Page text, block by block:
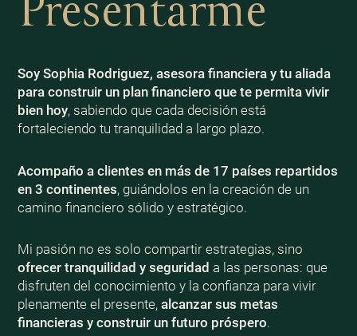
Soy Sophia Rodriguez, asesora financiera y tu aliada
para construir un plan financiero que te permita vivir
bien hoy, sabiendo que cada decisión está
fortaleciendo tu tranquilidad a largo plazo.
Acompaño a clientes en más de 17 países repartidos
en 3 continentes, guiándolos en la creación de un
camino financiero sólido y estratégico.
Mi pasión no es solo compartir estrategias, sino
ofrecer tranquilidad y seguridad a las personas: que
disfruten del conocimiento y la confianza para vivir
plenamente el presente, alcanzar sus metas
financieras y construir un futuro próspero.